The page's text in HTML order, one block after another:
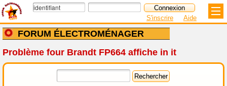
FORUM ÉLECTROMÉNAGER
S'inscrire Aide
Problème four Brandt FP664 affiche in it